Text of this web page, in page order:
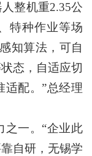
整机重2.35公
特种作业等场
知算法，可自
态，自适应切
适配。”总经理
一。“企业此
自研，无锡学